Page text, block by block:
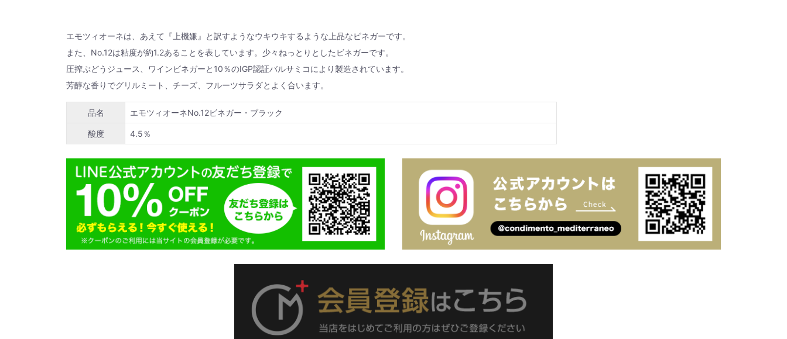
エモツィオーネは、あえて『上機嫌』と訳すようなウキウキするような上品なビネガーです。
また、No.12は粘度が約1.2あることを表しています。少々ねっとりとしたビネガーです。
圧搾ぶどうジュース、ワインビネガーと10％のIGP認証バルサミコにより製造されています。
芳醇な香りでグリルミート、チーズ、フルーツサラダとよく合います。
品名 エモツィオーネNo.12ビネガー・ブラック
酸度 4.5％